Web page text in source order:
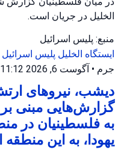
الخلیل در جریان است.
منبع: پلیس اسرائیل
ایستگاه الخلیل پلیس اسرائیل
جرم • آگوست 6, 2026 at 11:12 ق.ظ
دیشب، نیروهای
گزارش‌هایی مبنی
به فلسطینیان در
یهودا، به این